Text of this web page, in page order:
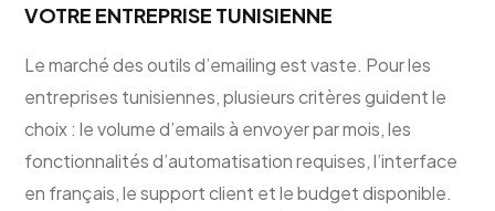
VOTRE ENTREPRISE TUNISIENNE
Le marché des outils d’emailing est vaste. Pour les
entreprises tunisiennes, plusieurs critères guident le
choix : le volume d’emails à envoyer par mois, les
fonctionnalités d’automatisation requises, l’interface
en français, le support client et le budget disponible.